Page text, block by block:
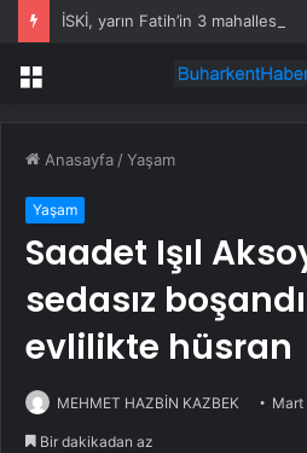
İSKİ, yarın Fatih’in 3
Menü
Anasayfa /Yaşam
Yaşam
Saadet Işıl
sedasız
evlilikte hüsran
MEHMET HAZBİN KAZBEK Mart
Bir dakikadan az